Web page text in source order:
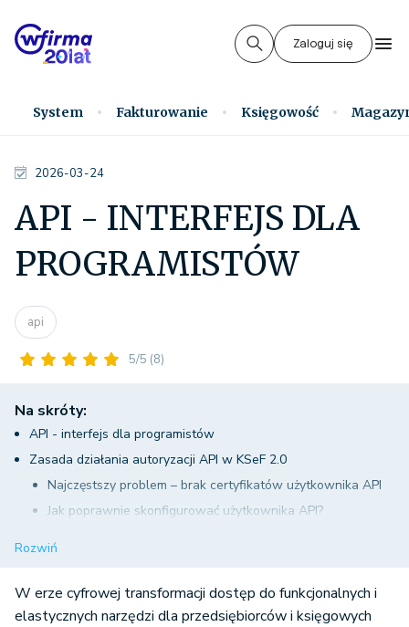
Zaloguj się
System Fakturowanie Księgowość
2026-03-24
API - INTERFEJS DLA
PROGRAMISTÓW
api
5/5 (8)
Na skróty:
API - interfejs dla programistów
Zasada działania autoryzacji API w KSeF 2.0
Najczęstszy problem – brak certyfikatów użytkownika API
Jak poprawnie skonfigurować użytkownika API?
Wysyłka wsadowa faktur
Harmonogram wysyłki dokumentów
Rozwiń
W erze cyfrowej transformacji dostęp do funkcjonalnych i
elastycznych narzędzi dla przedsiębiorców i księgowych